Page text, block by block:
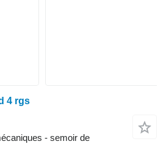
4 rgs
- semoir de